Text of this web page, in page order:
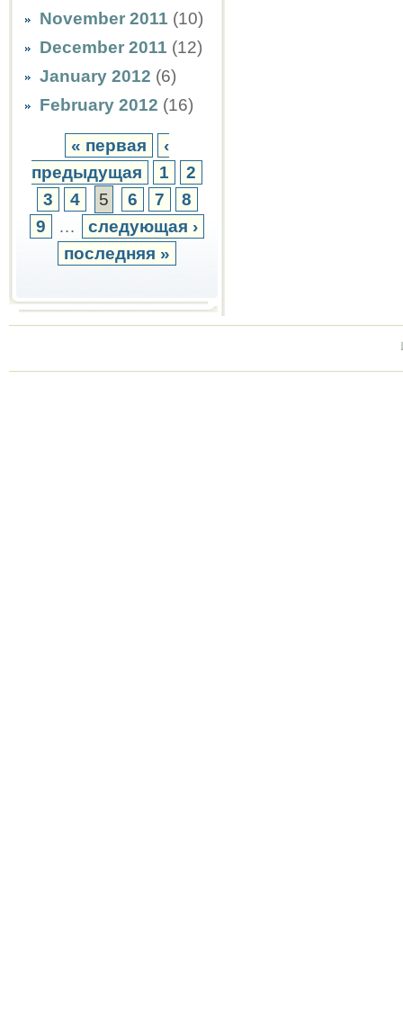
November 2011 (10)
December 2011 (12)
January 2012 (6)
February 2012 (16)
« первая
‹
предыдущая
1
2
3
4 5 6 7
8
9
…
следующая ›
последняя »